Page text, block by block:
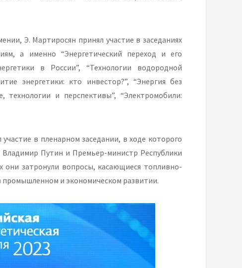
Э. Мартиросян принял участие в заседаниях
а именно “Энергетический переход и его
в России”, “Технологии водородной
энергетики: кто инвестор?”, “Энергия без
технологии и перспективы”, “Электромобили:
в пленарном заседании, в ходе которого
Путин и Премьер-министр Республики
они затронули вопросы, касающиеся топливно-
промышленном и экономическом развитии.